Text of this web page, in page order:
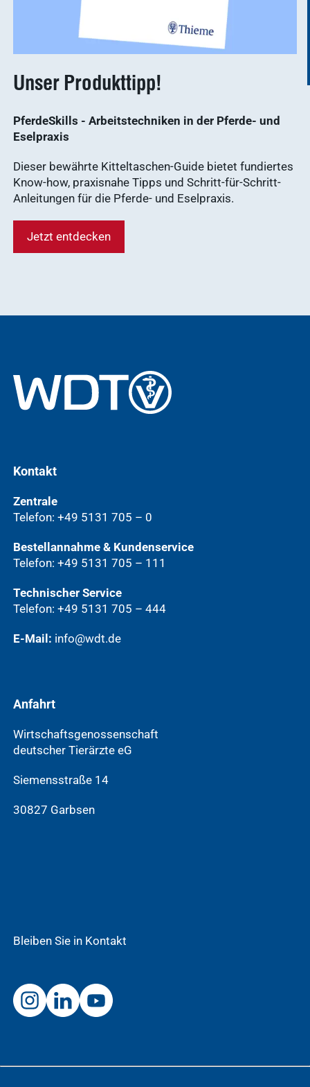
Unser Produkttipp!
PferdeSkills - Arbeitstechniken in der Pferde- und
Eselpraxis
Dieser bewährte Kitteltaschen-Guide bietet fundiertes
Know-how, praxisnahe Tipps und Schritt-für-Schritt-
Anleitungen für die Pferde- und Eselpraxis.
Jetzt entdecken
Kontakt
Zentrale
Telefon: +49 5131 705 – 0
Bestellannahme & Kundenservice
Telefon: +49 5131 705 – 111
Technischer Service
Telefon: +49 5131 705 – 444
E-Mail: info@wdt.de
Anfahrt
Wirtschaftsgenossenschaft
deutscher Tierärzte eG
Siemensstraße 14
30827 Garbsen
Bleiben Sie in Kontakt